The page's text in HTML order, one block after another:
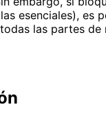
esenciales), es
las partes de